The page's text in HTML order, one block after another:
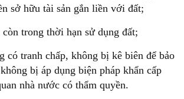
sở hữu tài sản gắn liền với đất;
trong thời hạn sử dụng đất;
có tranh chấp, không bị kê biên để bảo
bị áp dụng biện pháp khẩn cấp
nhà nước có thẩm quyền.